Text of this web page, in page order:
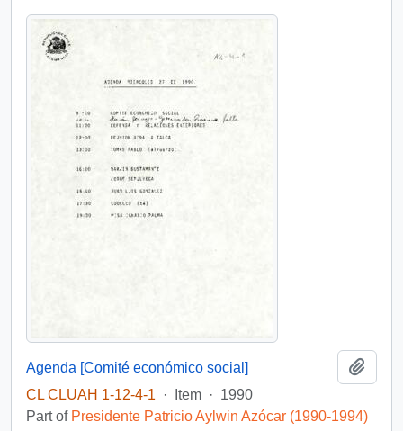
Agenda [Comité económico social]
CL CLUAH 1-12-4-1
· Item · 1990
Part of Presidente Patricio Aylwin Azócar (1990-1994)